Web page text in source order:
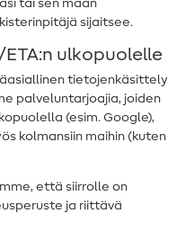
tai sen maan
sijaitsee.
ulkopuolelle
tietojenkäsittely
palveluntarjoajia, joiden
(esim. Google),
kolmansiin maihin (kuten
että siirrolle on
ja riittävä